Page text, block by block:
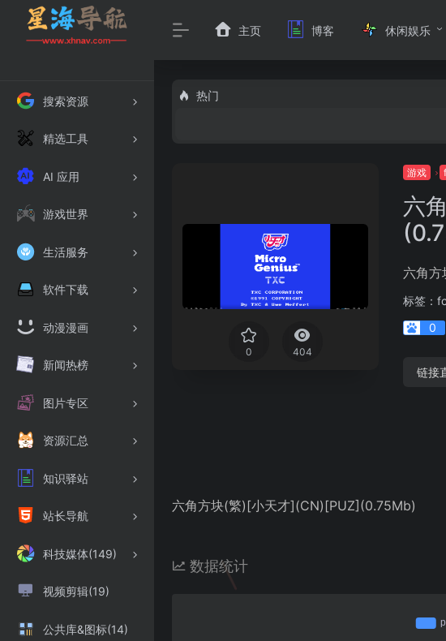
搜索资源
精选工具
AI 应用
游戏世界
生活服务
软件下载
动漫漫画
新闻热榜
图片专区
资源汇总
知识驿站
站长导航
科技媒体(149)
视频剪辑(19)
公共库&图标(14)
主页 博客 休闲娱乐
热门
0 404
游戏
六
六角
标签：
0
链接
六角方块(繁)[小天才](CN)[PUZ](0.75Mb)
数据统计